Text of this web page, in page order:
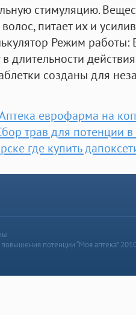
стимуляцию.
питает их и
Режим работы:
длительности
созданы для
еврофарма на
трав для потенции в
где купить
потенции “Моя аптека”